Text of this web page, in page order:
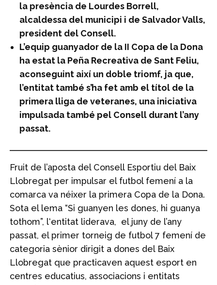
la presència de Lourdes Borrell,
alcaldessa del municipi i de Salvador Valls,
president del Consell.
L’equip guanyador de la II Copa de la Dona
ha estat la Peña Recreativa de Sant Feliu,
aconseguint així un doble triomf, ja que,
l’entitat també s’ha fet amb el títol de la
primera lliga de veteranes, una iniciativa
impulsada també pel Consell durant l’any
passat.
Fruit de l’aposta del Consell Esportiu del Baix
Llobregat per impulsar el futbol femení a la
comarca va néixer la primera Copa de la Dona.
Sota el lema “Si guanyen les dones, hi guanya
tothom”, l‘entitat liderava, el juny de l’any
passat, el primer torneig de futbol 7 femení de
categoria sènior dirigit a dones del Baix
Llobregat que practicaven aquest esport en
centres educatius, associacions i entitats